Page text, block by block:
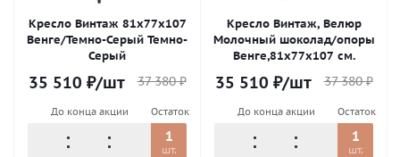
Кресло Винтаж 81х77х107
Венге/Темно-Серый Темно-
Серый
35 510 ₽/шт 37 380₽
До конца акции Остаток
1
шт.
Кресло Винтаж, Велюр
Молочный шоколад/опоры
Венге,81х77х107 см.
35 510 ₽/шт 37 380₽
До конца акции Остаток
1
шт.